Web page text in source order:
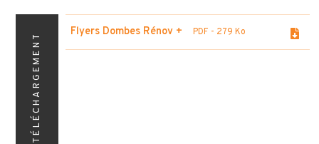
TÉLÉCHARGEMENT
Flyers Dombes Rénov + PDF - 279 Ko